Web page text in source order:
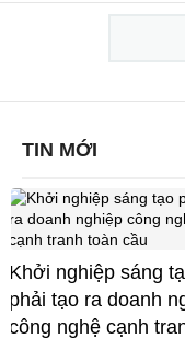
TIN MỚI
Khởi nghiệp sáng
phải tạo ra doanh
công nghệ cạnh